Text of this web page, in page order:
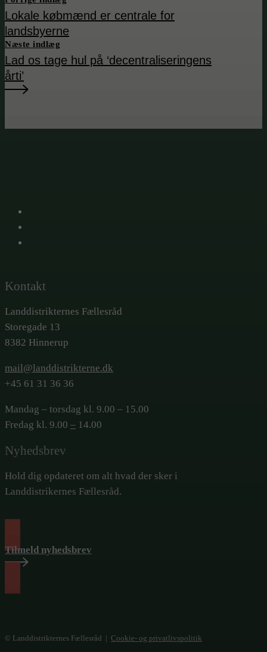
Lokale købmænd er centrale for
landsbyerne
Næste indlæg
Lad os tage hul på ‘decentraliseringens
årti’
Kontakt
Landdistrikternes Fællesråd
Storegade 13
8382 Hinnerup
mail@landdistrikterne.dk
+45 61 31 36 36
Mandag – torsdag kl. 9.00 – 15.00
Fredag kl. 9.00 – 14.00
Nyhedsbrev
Hold dig opdateret om alt hvad der sker i
Landdistrikernes Fællesråd.
Tilmeld nyhedsbrev
© Landdistrikternes Fællesråd | Cookie- og privatlivspolitik